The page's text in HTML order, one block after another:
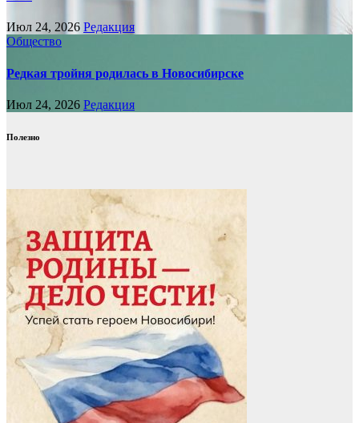
Июл 24, 2026 Редакция
Общество
Редкая тройня родилась в Новосибирске
Июл 24, 2026 Редакция
Полезно